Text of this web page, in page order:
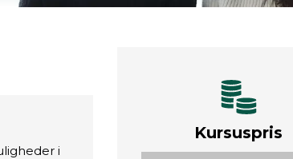
i
Kursuspris